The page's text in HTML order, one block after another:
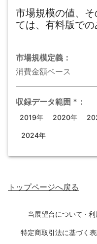
市場規模の値、
ては、有料版での
市場規模定義：
消費金額ベース
収録データ範囲 * ：
2019年 2020年
2024年
トップページへ戻る
当展望台について · 利
特定商取引法に基づく